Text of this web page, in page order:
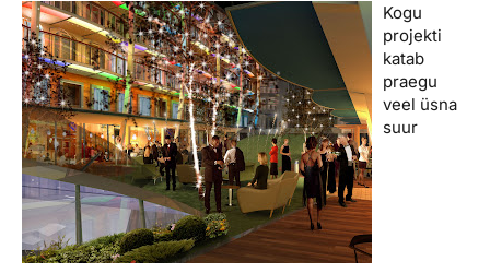
Kogu
projekti
katab
praegu
veel üsna
suur